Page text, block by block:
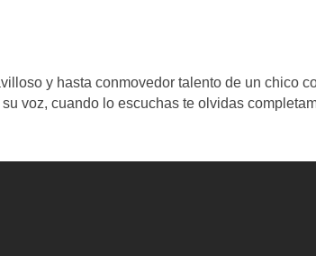
y hasta conmovedor talento de un chico
voz, cuando lo escuchas te olvidas